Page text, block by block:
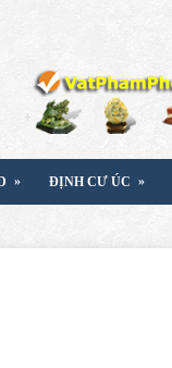
» ĐỊNH CƯ ÚC »